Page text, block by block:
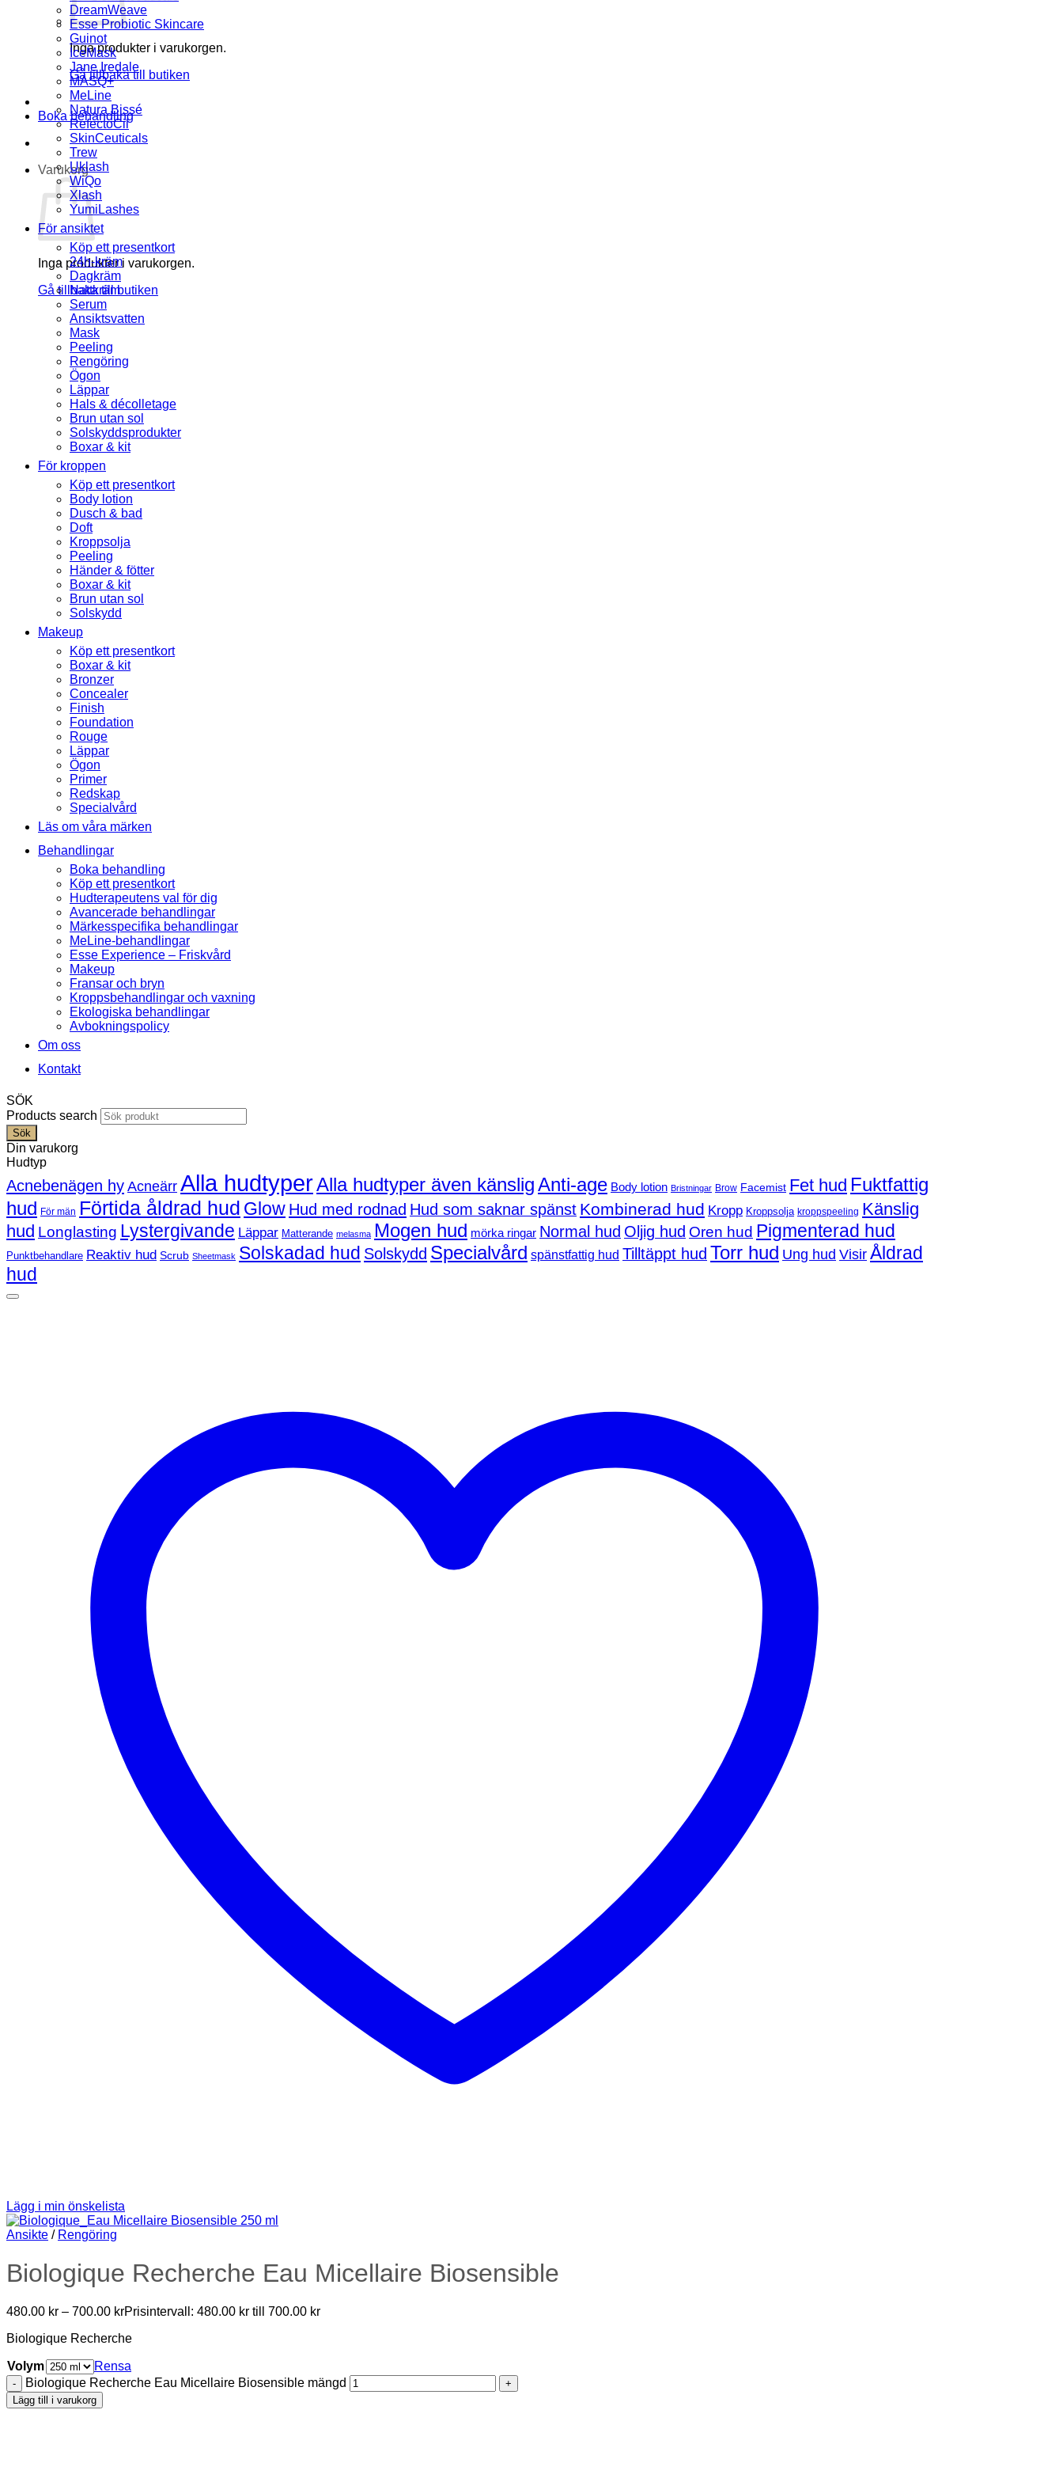
Inga produkter i varukorgen.
Gå tillbaka till butiken
Boka behandling
Varukorg
Inga produkter i varukorgen.
Gå tillbaka till butiken
DreamWeave
Esse Probiotic Skincare
Guinot
IceMask
Jane Iredale
MASQ+
MeLine
Natura Bissé
RefectoCil
SkinCeuticals
Trew
Uklash
WiQo
Xlash
YumiLashes
För ansiktet
Köp ett presentkort
24h-kräm
Dagkräm
Nattkräm
Serum
Ansiktsvatten
Mask
Peeling
Rengöring
Ögon
Läppar
Hals & décolletage
Brun utan sol
Solskyddsprodukter
Boxar & kit
För kroppen
Köp ett presentkort
Body lotion
Dusch & bad
Doft
Kroppsolja
Peeling
Händer & fötter
Boxar & kit
Brun utan sol
Solskydd
Makeup
Köp ett presentkort
Boxar & kit
Bronzer
Concealer
Finish
Foundation
Rouge
Läppar
Ögon
Primer
Redskap
Specialvård
Läs om våra märken
Behandlingar
Boka behandling
Köp ett presentkort
Hudterapeutens val för dig
Avancerade behandlingar
Märkesspecifika behandlingar
MeLine-behandlingar
Esse Experience – Friskvård
Makeup
Fransar och bryn
Kroppsbehandlingar och vaxning
Ekologiska behandlingar
Avbokningspolicy
Om oss
Kontakt
SÖK
Products search
Sök
Din varukorg
Hudtyp
Acnebenägen hy Acneärr Alla hudtyperAlla hudtyper även känsligAnti-age Body lotion Bristningar Brow Facemist Fet hud Fuktfattig
hud För män Förtida åldrad hud Glow Hud med rodnad Hud som saknar spänst Kombinerad hud Kropp Kroppsolja kroppspeeling Känslig
hud Longlasting Lystergivande Läppar Matterande melasma Mogen hud mörka ringar Normal hud Oljig hud Oren hud Pigmenterad hud
Punktbehandlare Reaktiv hud Scrub Sheetmask Solskadad hud Solskydd Specialvård spänstfattig hud Tilltäppt hud Torr hud Ung hud VisirÅldrad
hud
Lägg i min önskelista
Ansikte / Rengöring
Biologique Recherche Eau Micellaire Biosensible
480.00 kr – 700.00 krPrisintervall: 480.00 kr till 700.00 kr
Biologique Recherche
Volym
Rensa
Biologique Recherche Eau Micellaire Biosensible mängd
Lägg till i varukorg